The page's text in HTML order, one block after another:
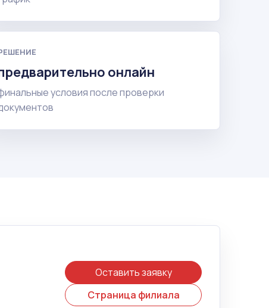
онлайн
условия после проверки
Оставить заявку
Страница филиала